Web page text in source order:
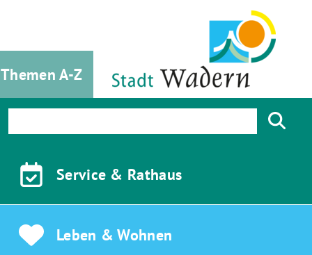
Themen A-Z
Service & Rathaus
Leben & Wohnen